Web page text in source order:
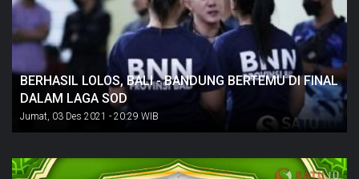
BERHASIL LOLOS, BALI - BANDUNG BERTEMU DI FINAL
DALAM LAGA SOD
Jumat, 03 Des 2021 - 20:29 WIB